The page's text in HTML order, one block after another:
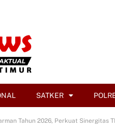
SATKER
Tahun 2026, Perkuat Sinergitas